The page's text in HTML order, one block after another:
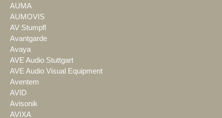
AUMA
AUMOVIS
AV Stumpfl
Avantgarde
Avaya
AVE Audio Stuttgart
AVE Audio Visual Equipment
Aventem
AVID
Avisonik
AVIXA